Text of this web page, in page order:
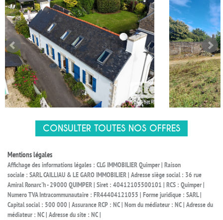
CONSULTER TOUTES NOS OFFRES
Mentions légales
Affichage des informations légales : CLG IMMOBILIER Quimper | Raison
sociale : SARL CAILLIAU & LE GARO IMMOBILIER | Adresse siège social : 36 rue
Amiral Ronarc'h - 29000 QUIMPER | Siret : 40412105500101 | RCS : Quimper |
Numero TVA Intracommunautaire : FR44404121055 | Forme juridique : SARL |
Capital social : 500 000 | Assurance RCP : NC | Nom du médiateur : NC | Adresse du
médiateur : NC | Adresse du site : NC |